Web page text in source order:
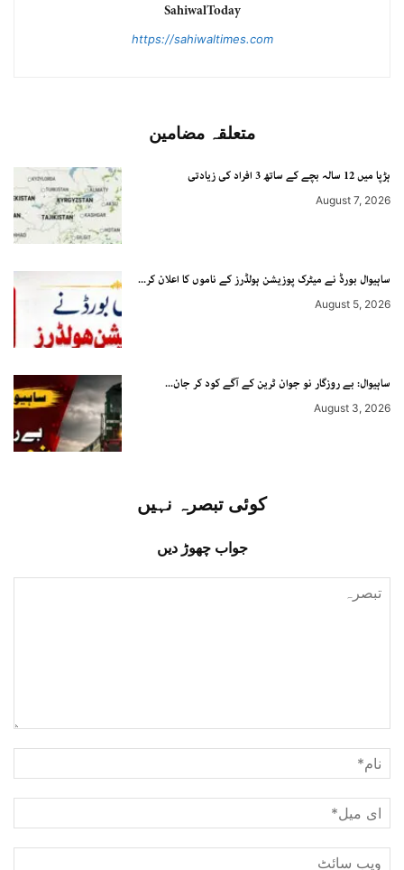
SahiwalToday
https://sahiwaltimes.com
متعلقہ مضامین
ہڑپا میں 12 سالہ بچے کے ساتھ 3 افراد کی زیادتی
August 7, 2026
ساہیوال بورڈ نے میٹرک پوزیشن ہولڈرز کے ناموں کا اعلان کر...
August 5, 2026
ساہیوال: بے روزگار نو جوان ٹرین کے آگے کود کر جان...
August 3, 2026
کوئی تبصرہ نہیں
جواب چھوڑ دیں